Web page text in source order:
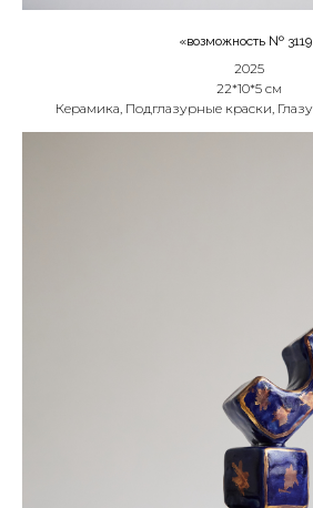
«возможность №
2025
22*10*5 см
Керамика, Подглазурные краски,